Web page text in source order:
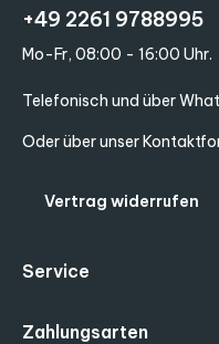
+49 2261 9788995
Mo-Fr, 08:00 - 16:00 Uhr.
Telefonisch und über
Oder über unser
Vertrag widerrufen
Service
Zahlungsarten